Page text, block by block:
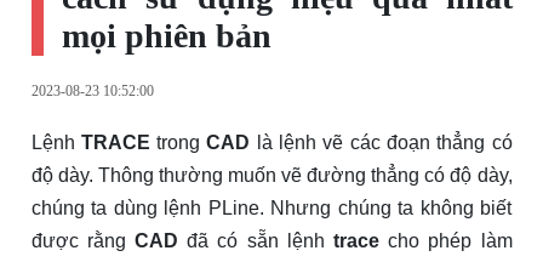
mọi phiên bản
2023-08-23 10:52:00
Lệnh TRACE trongCAD là lệnh vẽ các đoạn thẳng có
độ dày. Thông thường muốn vẽ đường thẳng có độ dày,
chúng ta dùng lệnh PLine. Nhưng chúng ta không biết
được rằng CAD đã có sẵn lệnh tracecho phép làm